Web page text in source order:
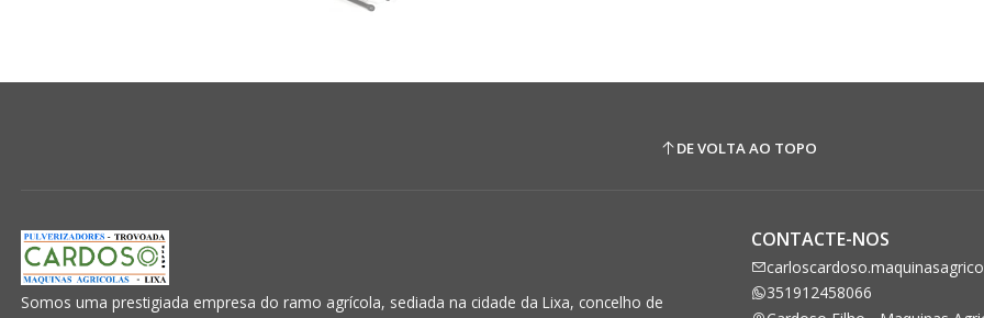
DE VOLTA AO TOPO
Somos uma prestigiada empresa do ramo agrícola, sediada na cidade da Lixa, concelho de
CONTACTE-NOS
351912458066